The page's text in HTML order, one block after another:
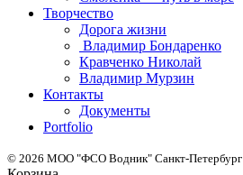
Творчество
Дорога жизни
Владимир Бондаренко
Кравченко Николай
Владимир Мурзин
Контакты
Документы
Portfolio
© 2026 МОО "ФСО Водник" Санкт-Петербург